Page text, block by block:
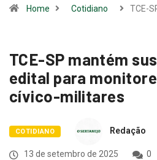
Home Cotidiano TCE-
TCE-SP mantém
edital para
cívico-militares
COTIDIANO Redação
13 de setembro de 2025 0